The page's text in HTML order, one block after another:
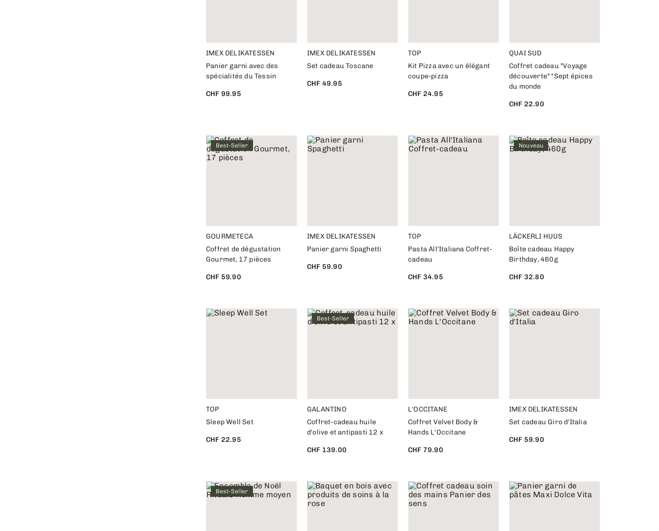
IMEX DELIKATESSEN
Panier garni avec des
spécialités du Tessin
CHF 99.95
IMEX DELIKATESSEN
Set cadeau Toscane
CHF 49.95
TOP
Kit Pizza avec un élégant
coupe-pizza
CHF 24.95
QUAI SUD
Coffret cadeau "Voyage
découverte" "Sept épices
du monde
CHF 22.90
Best-Seller
GOURMETECA
Coffret de dégustation
Gourmet, 17 pièces
CHF 59.90
IMEX DELIKATESSEN
Panier garni Spaghetti
CHF 59.90
TOP
Pasta All'Italiana Coffret-
cadeau
CHF 34.95
Nouveau
LÄCKERLI HUUS
Boîte cadeau Happy
Birthday, 460g
CHF 32.80
TOP
Sleep Well Set
CHF 22.95
Best-Seller
GALANTINO
Coffret-cadeau huile
d'olive et antipasti 12 x
CHF 139.00
L'OCCITANE
Coffret Velvet Body &
Hands L'Occitane
CHF 79.90
IMEX DELIKATESSEN
Set cadeau Giro d'Italia
CHF 59.90
Best-Seller